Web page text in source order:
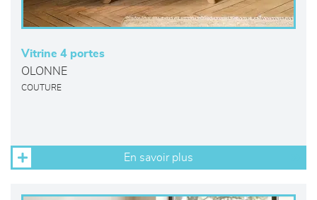
Vitrine 4 portes
OLONNE
COUTURE
En savoir plus